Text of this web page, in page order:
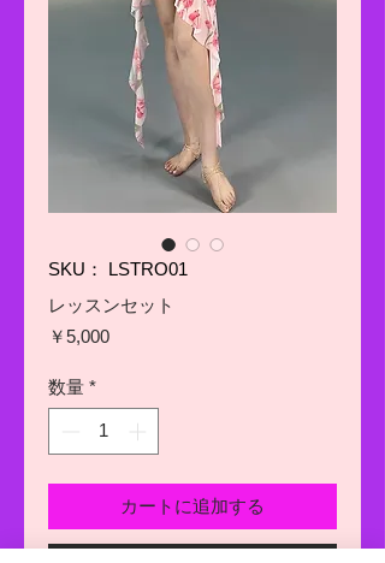
SKU： LSTRO01
レッスンセット
￥5,000価
数量 *
カートに追加する